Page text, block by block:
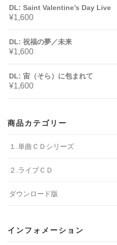
DL: Saint Valentine’s Day Live
¥1,600
DL: 祝福の夢／未来
¥1,600
DL: 宙（そら）に包まれて
¥1,600
商品カテゴリー
１.単曲ＣＤシリーズ
２.ライブＣＤ
ダウンロード版
インフォメーション